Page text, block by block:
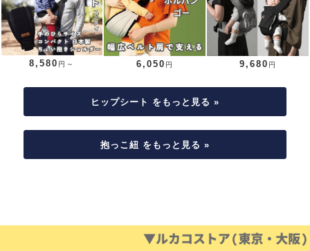
8,580 円～ 6,050 円 9,680 円
ヒップシート をもっと見る »
抱っこ紐 をもっと見る »